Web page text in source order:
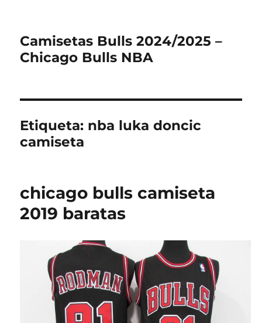
Camisetas Bulls 2024/2025 –
Chicago Bulls NBA
Etiqueta: nba luka doncic
camiseta
chicago bulls camiseta
2019 baratas